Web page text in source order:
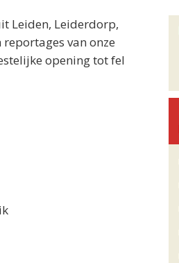
Leiden, Leiderdorp,
van onze
opening tot fel